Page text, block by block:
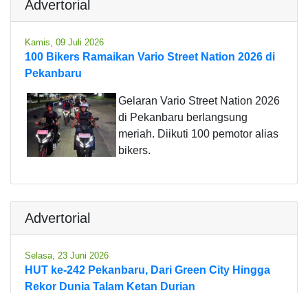
Advertorial
Kamis, 09 Juli 2026
100 Bikers Ramaikan Vario Street Nation 2026 di
Pekanbaru
Gelaran Vario Street Nation 2026
di Pekanbaru berlangsung
meriah. Diikuti 100 pemotor alias
bikers.
Advertorial
Selasa, 23 Juni 2026
HUT ke-242 Pekanbaru, Dari Green City Hingga
Rekor Dunia Talam Ketan Durian